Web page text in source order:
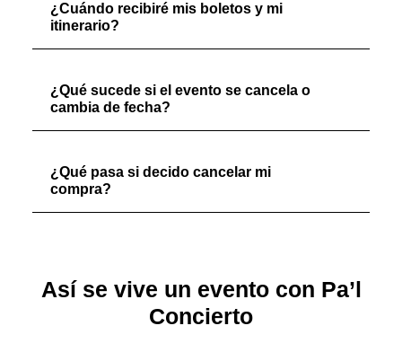
¿Cuándo recibiré mis boletos y mi
itinerario?
¿Qué sucede si el evento se cancela o
cambia de fecha?
¿Qué pasa si decido cancelar mi
compra?
Así se vive un evento con Pa’l
Concierto